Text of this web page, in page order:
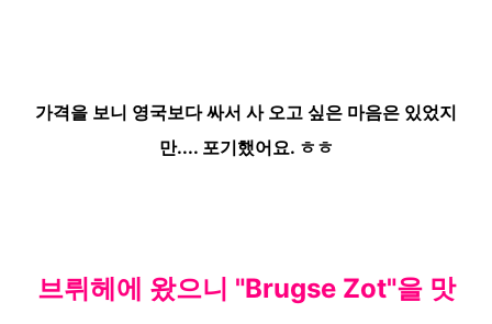
가격을 보니 영국보다 싸서 사 오고 싶은 마음은 있었지
만.... 포기했어요. ㅎㅎ
브뤼헤에 왔으니 "Brugse Zot"을 맛